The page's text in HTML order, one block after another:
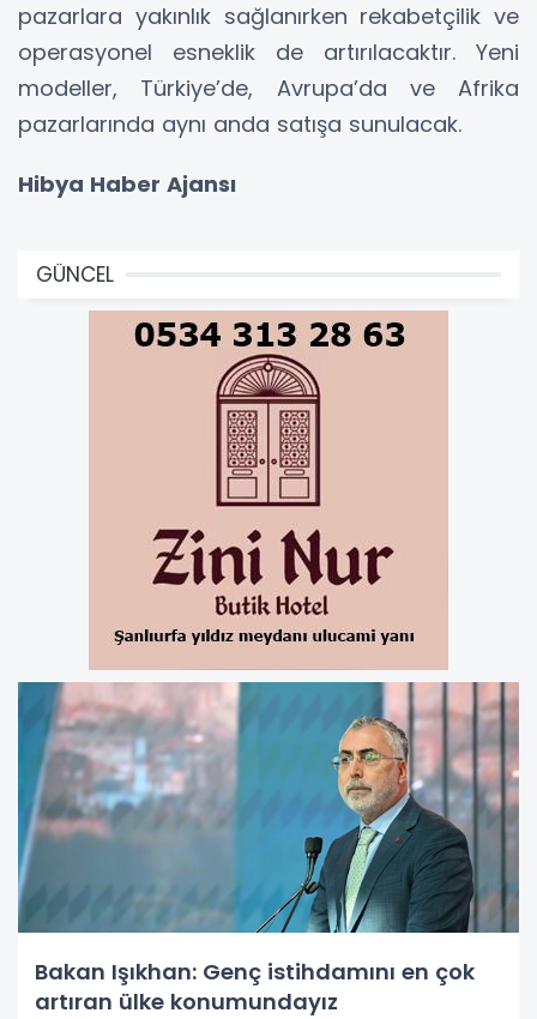
pazarlara yakınlık sağlanırken rekabetçilik ve
operasyonel esneklik de artırılacaktır. Yeni
modeller, Türkiye’de, Avrupa’da ve Afrika
pazarlarında aynı anda satışa sunulacak.
Hibya Haber Ajansı
GÜNCEL
Bakan Işıkhan: Genç istihdamını en çok
artıran ülke konumundayız